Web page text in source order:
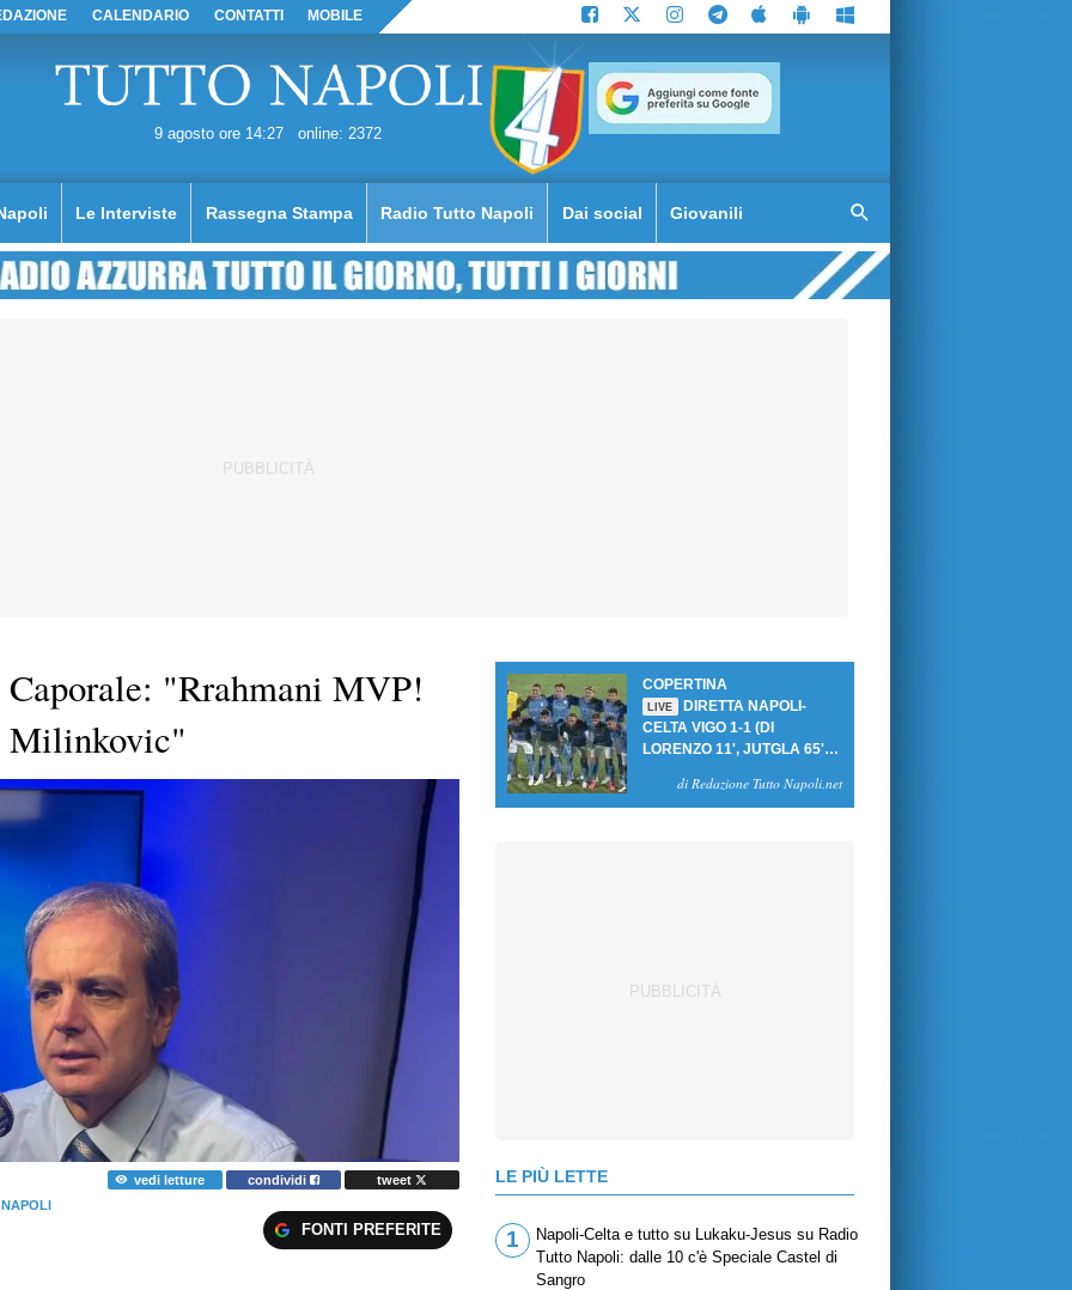
CALENDARIO CONTATTI MOBILE
9 agosto ore 14:27 online: 2372
Le Interviste Rassegna Stampa Radio Tutto Napoli Dai social Giovanili
"Rrahmani MVP!
Milinkovic"
vedi letture condividi
tweet
FONTI PREFERITE
COPERTINA
LIVE
DIRETTA NAPOLI-
CELTA VIGO 1-1 (DI
LORENZO 11', JUTGLA 65'):
BRUYNE NEGA LA
di Redazione Tutto Napoli.net
LE PIÙ LETTE
1
Napoli-Celta e tutto su Lukaku-Jesus su Radio
Tutto Napoli: dalle 10 c'è Speciale Castel di
Sangro